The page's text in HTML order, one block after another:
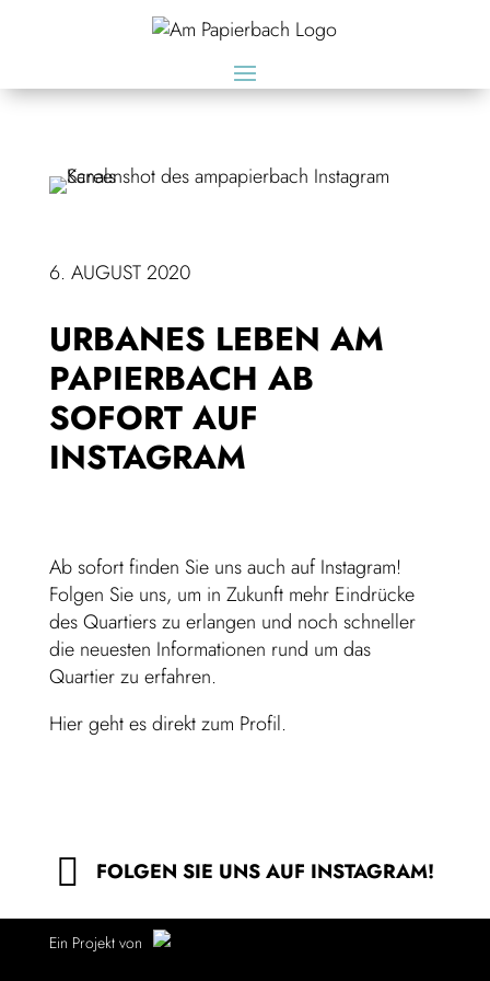
6. AUGUST 2020
URBANES LEBEN AM
PAPIERBACH AB
SOFORT AUF
INSTAGRAM
Ab sofort finden Sie uns auch aufInstagram!
Folgen Sie uns, um in Zukunft mehr Eindrücke
des Quartiers zu erlangen und noch schneller
die neuesten Informationen rund um das
Quartier zu erfahren.
Hier geht es direkt zum Profil.
FOLGEN SIE UNS AUF INSTAGRAM!
Ein Projekt von